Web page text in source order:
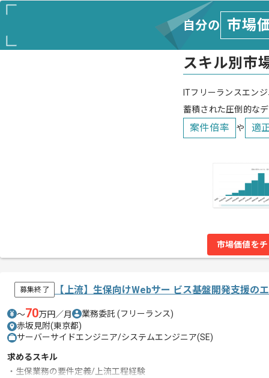
自分の 市場
スキル別市
ITフリーランスエン
蓄積された圧倒的な
案件倍率 や 適
市場価値を
募集終了 【上流】生保向けWebサー ビス基盤開発支援の
〜70万円／月 業務委託 (フリーランス)
赤坂見附(東京都)
サーバーサイドエンジニア/システムエンジニア(SE)
求めるスキル
・生保業務の要件定義/上流工程経験